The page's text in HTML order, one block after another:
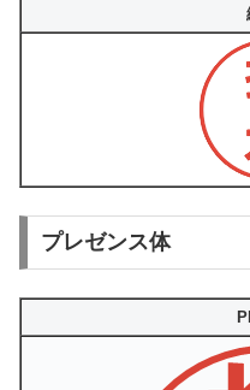
プレゼンス体